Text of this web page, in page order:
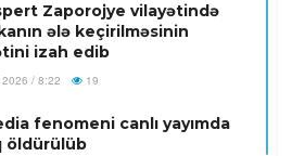
Zaporojye vilayətində
ələ keçirilməsinin
izah edib
/ 8:22 19
fenomeni canlı yayımda
öldürülüb